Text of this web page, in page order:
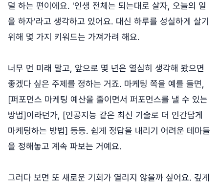
덜 하는 편이에요. '인생 전체는 되는대로 살자, 오늘의 일
을 하자'라고 생각하고 있어요. 대신 하루를 성실하게 살기
위해 몇 가지 키워드는 가져가려 해요.
너무 먼 미래 말고, 앞으로 몇 년은 열심히 생각해 봤으면
좋겠다 싶은 주제를 정하는 거죠. 마케팅 쪽을 예를 들면,
[퍼포먼스 마케팅 예산을 줄이면서 퍼포먼스를 낼 수 있는
방법]이라던가, [인공지능 같은 최신 기술로 더 인간답게
마케팅하는 방법] 등등. 쉽게 정답을 내리기 어려운 테마들
을 정해놓고 계속 파보는 거예요.
그러다 보면 또 새로운 기회가 열리지 않을까 싶어요. 깊게